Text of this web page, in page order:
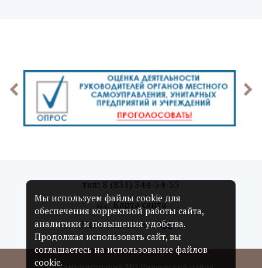
тел: 8 (831) 344-54-55
Карта сайта
Мы в соцсетях:
Мы используем файлы cookie для
обеспечения корректной работы сайта,
аналитики и повышения удобства.
Продолжая использовать сайт, вы
соглашаетесь на использование файлов
cookie.